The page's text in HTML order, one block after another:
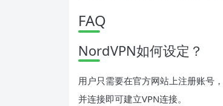
FAQ
NordVPN如何设定？
用户只需要在官方网站上注册账号
并连接即可建立VPN连接。